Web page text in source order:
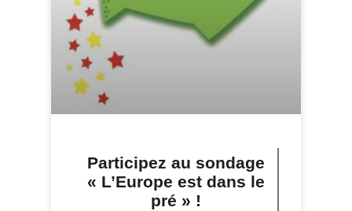
Participez au sondage
« L’Europe est dans le
pré » !